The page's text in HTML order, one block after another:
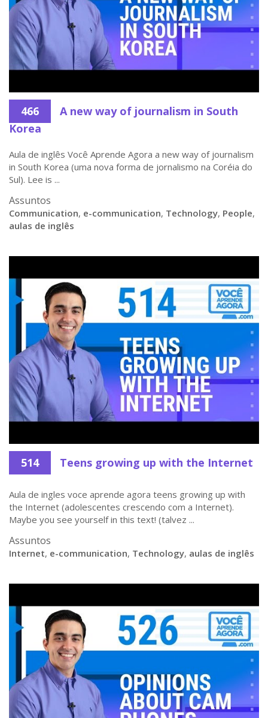
466
A new way of journalism in South
Korea
Aula de inglês Você Aprende Agora a new way of journalism
in South Korea (uma nova forma de jornalismo na Coréia do
Sul). Lee is ...
Assuntos
Communication, e-communication, Technology, People,
aulas de inglês
514 Teens growing up with the Internet
Aula de ingles voce aprende agora teens growing up with
the Internet (adolescentes crescendo com a Internet).
Maybe you see yourself in this text! (talvez ...
Assuntos
Internet, e-communication, Technology, aulas de inglês